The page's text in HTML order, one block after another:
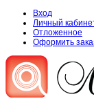
Вход
Личный
Отложенное
Оформить